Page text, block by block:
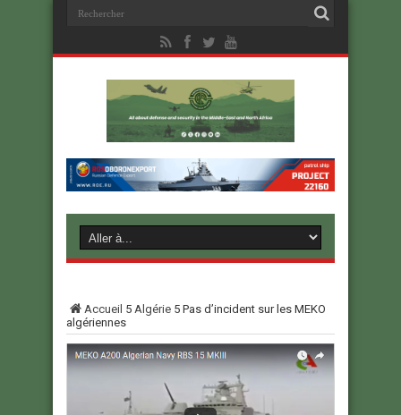
Accueil 5 Algérie 5 Pas d’incident sur les MEKO
algériennes